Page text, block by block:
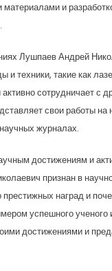
материалами и
Лушпаев Андрей
и техники, такие как
сотрудничает с
свои работы
журналах.
достижениям и
признан в
наград и
успешного
достижениями и